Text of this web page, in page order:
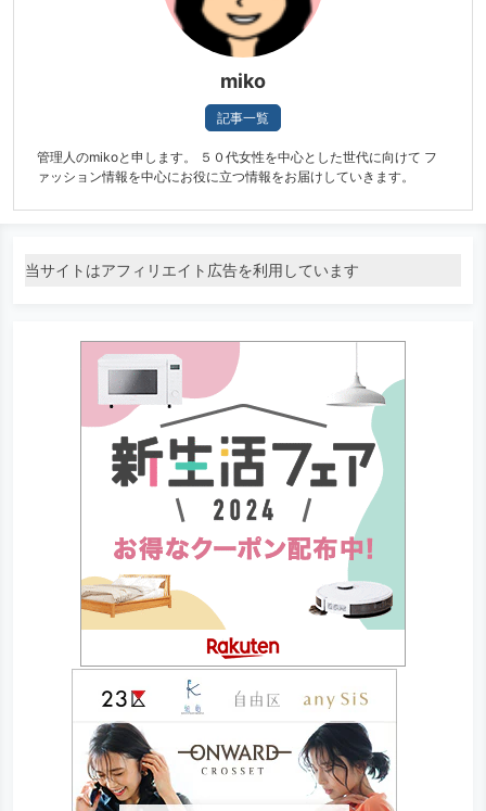
miko
記事一覧
管理人のmikoと申します。 ５０代女性を中心とした世代に向けて フ
ァッション情報を中心にお役に立つ情報をお届けしていきます。
当サイトはアフィリエイト広告を利用しています